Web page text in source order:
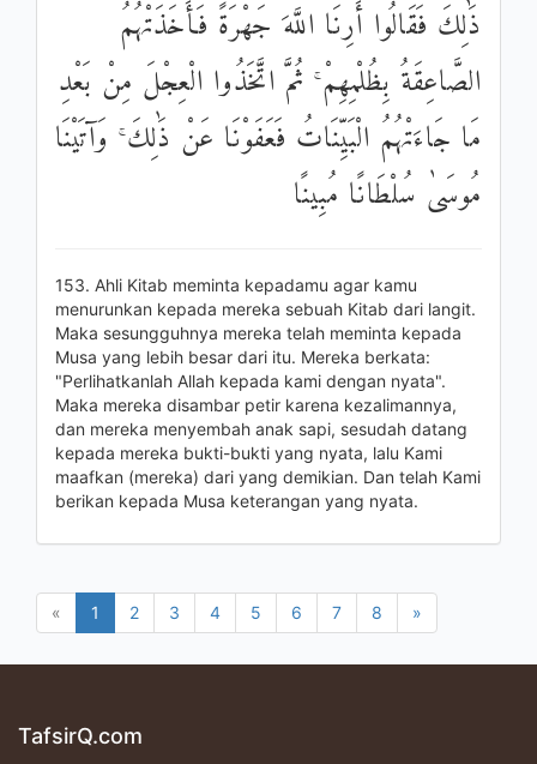
ذَٰلِكَ فَقَالُوا أَرِنَا اللَّهَ جَهْرَةً فَأَخَذَتْهُمُ
الصَّاعِقَةُ بِظُلْمِهِمْ ۚ ثُمَّ اتَّخَذُوا الْعِجْلَ مِنْ بَعْدِ
مَا جَاءَتْهُمُ الْبَيِّنَاتُ فَعَفَوْنَا عَنْ ذَٰلِكَ ۚ وَآتَيْنَا
مُوسَىٰ سُلْطَانًا مُبِينًا
153. Ahli Kitab meminta kepadamu agar kamu
menurunkan kepada mereka sebuah Kitab dari langit.
Maka sesungguhnya mereka telah meminta kepada
Musa yang lebih besar dari itu. Mereka berkata:
"Perlihatkanlah Allah kepada kami dengan nyata".
Maka mereka disambar petir karena kezalimannya,
dan mereka menyembah anak sapi, sesudah datang
kepada mereka bukti-bukti yang nyata, lalu Kami
maafkan (mereka) dari yang demikian. Dan telah Kami
berikan kepada Musa keterangan yang nyata.
« 1 2 3 4 5 6 7 8 »
TafsirQ.com